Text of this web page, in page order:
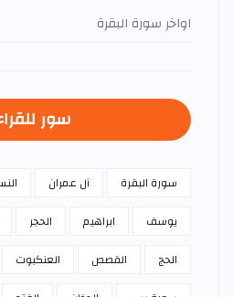
اواخر سورة البقرة
سور
سورة البقرة آل عمران
يوسف
ابراهيم الحجر
الحج
القصص العنكبوت